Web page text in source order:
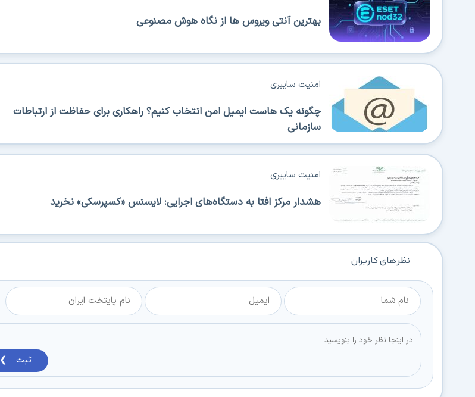
بهترین آنتی ویروس ها از نگاه هوش مصنوعی
چگونه یک هاست ایمیل امن انتخاب کنیم؟ راهکاری برای حفاظت از ارتباطات
سازمانی
امنیت سایبری
هشدار مرکز افتا به دستگاه‌های اجرایی: لایسنس «کسپرسکی» نخرید
امنیت سایبری
نظر های کاربران
ثبت ❯